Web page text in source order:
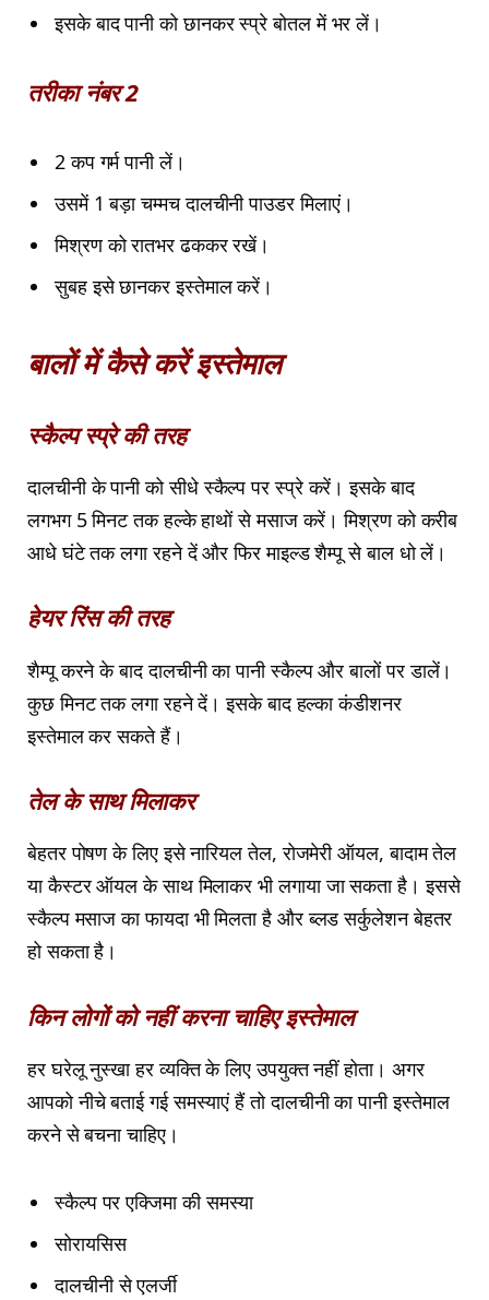
इसके बाद पानी को छानकर स्प्रे बोतल में भर लें।
तरीका नंबर 2
2 कप गर्म पानी लें।
उसमें 1 बड़ा चम्मच दालचीनी पाउडर मिलाएं।
मिश्रण को रातभर ढककर रखें।
सुबह इसे छानकर इस्तेमाल करें।
बालों में कैसे करें इस्तेमाल
स्कैल्प स्प्रे की तरह
दालचीनी के पानी को सीधे स्कैल्प पर स्प्रे करें। इसके बाद
लगभग 5 मिनट तक हल्के हाथों से मसाज करें। मिश्रण को करीब
आधे घंटे तक लगा रहने दें और फिर माइल्ड शैम्पू से बाल धो लें।
हेयर रिंस की तरह
शैम्पू करने के बाद दालचीनी का पानी स्कैल्प और बालों पर डालें।
कुछ मिनट तक लगा रहने दें। इसके बाद हल्का कंडीशनर
इस्तेमाल कर सकते हैं।
तेल के साथ मिलाकर
बेहतर पोषण के लिए इसे नारियल तेल, रोजमेरी ऑयल, बादाम तेल
या कैस्टर ऑयल के साथ मिलाकर भी लगाया जा सकता है। इससे
स्कैल्प मसाज का फायदा भी मिलता है और ब्लड सर्कुलेशन बेहतर
हो सकता है।
किन लोगों को नहीं करना चाहिए इस्तेमाल
हर घरेलू नुस्खा हर व्यक्ति के लिए उपयुक्त नहीं होता। अगर
आपको नीचे बताई गई समस्याएं हैं तो दालचीनी का पानी इस्तेमाल
करने से बचना चाहिए।
स्कैल्प पर एक्जिमा की समस्या
सोरायसिस
दालचीनी से एलर्जी